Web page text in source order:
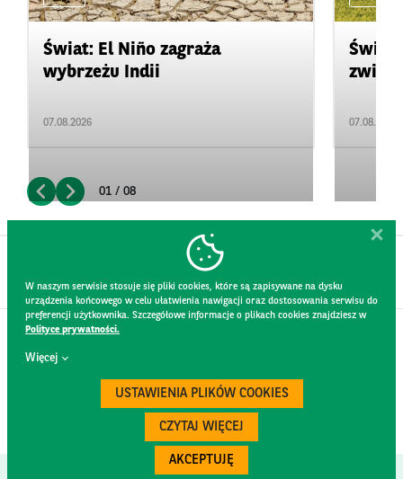
Świat: El Niño zagraża
wybrzeżu Indii
07.08.2026 07.08.2026
01 / 08
W naszym serwisie stosuje się pliki cookies, które są zapisywane na dysku
urządzenia końcowego w celu ułatwienia nawigacji oraz dostosowania serwisu do
preferencji użytkownika. Szczegółowe informacje o plikach cookies znajdziesz w
Polityce prywatności.
Więcej
USTAWIENIA PLIKÓW COOKIES
CZYTAJ WIĘCEJ
AKCEPTUJĘ
KONTAKT
REGULAMIN STRONY
POLITYKA PRYWATNOŚCI